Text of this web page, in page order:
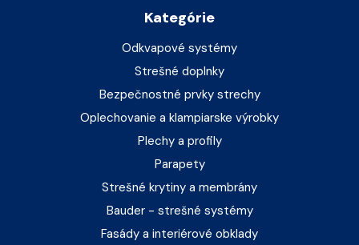
Kategórie
Odkvapové systémy
Strešné doplnky
Bezpečnostné prvky strechy
Oplechovanie a klampiarske výrobky
Plechy a profily
Parapety
Strešné krytiny a membrány
Bauder - strešné systémy
Fasády a interiérové obklady